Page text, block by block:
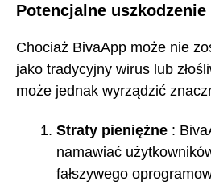
Potencjalne uszkodzenie
Chociaż BivaApp może nie
jako tradycyjny wirus lub
może jednak wyrządzić
Straty pieniężne :
namawiać
fałszywego